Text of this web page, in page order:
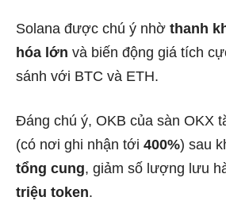
Solana được chú ý nhờ thanh
hóa lớn và biến động giá tích
sánh với BTC và ETH.
Đáng chú ý, OKB của sàn OKX
(có nơi ghi nhận tới 400%) sau
tổng cung, giảm số lượng lưu
triệu token.